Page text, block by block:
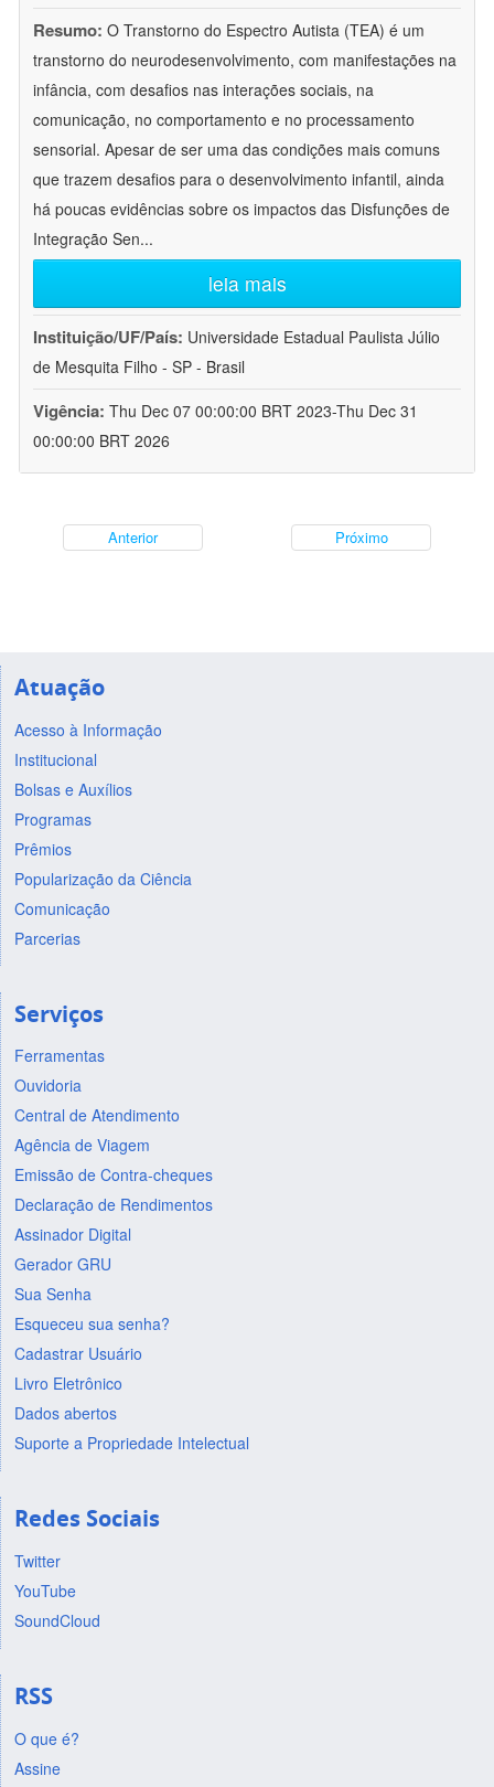
Resumo: O Transtorno do Espectro Autista (TEA) é um
transtorno do neurodesenvolvimento, com manifestações na
infância, com desafios nas interações sociais, na
comunicação, no comportamento e no processamento
sensorial. Apesar de ser uma das condições mais comuns
que trazem desafios para o desenvolvimento infantil, ainda
há poucas evidências sobre os impactos das Disfunções de
Integração Sen...
leia mais
Instituição/UF/País: Universidade Estadual Paulista Júlio
de Mesquita Filho - SP - Brasil
Vigência: Thu Dec 07 00:00:00 BRT 2023-Thu Dec 31
00:00:00 BRT 2026
Anterior Próximo
Atuação
Acesso à Informação
Institucional
Bolsas e Auxílios
Programas
Prêmios
Popularização da Ciência
Comunicação
Parcerias
Serviços
Ferramentas
Ouvidoria
Central de Atendimento
Agência de Viagem
Emissão de Contra-cheques
Declaração de Rendimentos
Assinador Digital
Gerador GRU
Sua Senha
Esqueceu sua senha?
Cadastrar Usuário
Livro Eletrônico
Dados abertos
Suporte a Propriedade Intelectual
Redes Sociais
Twitter
YouTube
SoundCloud
RSS
O que é?
Assine